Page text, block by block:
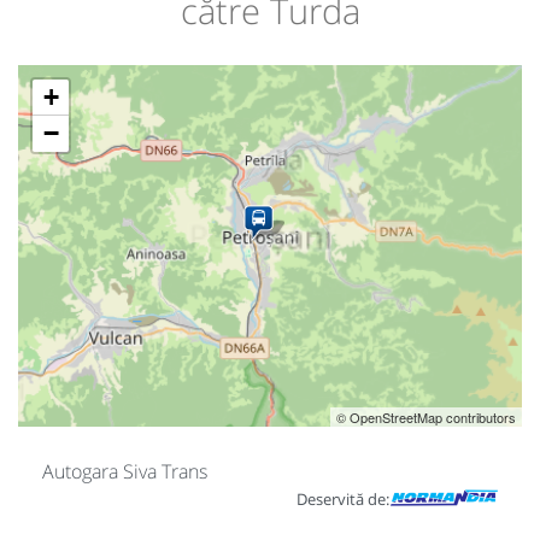
către Turda
+
−
© OpenStreetMap contributors
Autogara Siva Trans
Deservită de: